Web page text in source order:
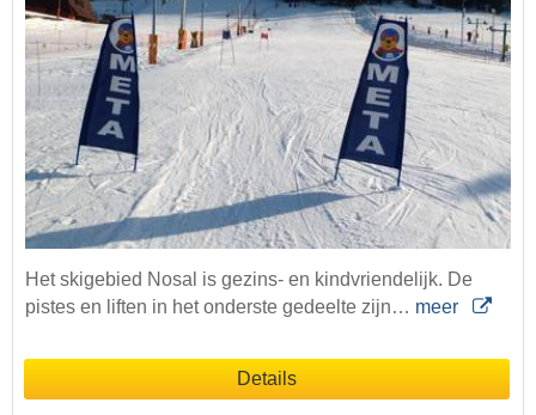
Het skigebied Nosal is gezins- en kindvriendelijk. De
pistes en liften in het onderste gedeelte zijn… meer
Details